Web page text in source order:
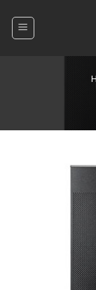
content